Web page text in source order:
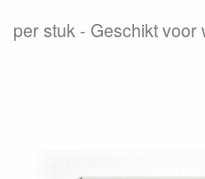
per stuk Geschikt voor